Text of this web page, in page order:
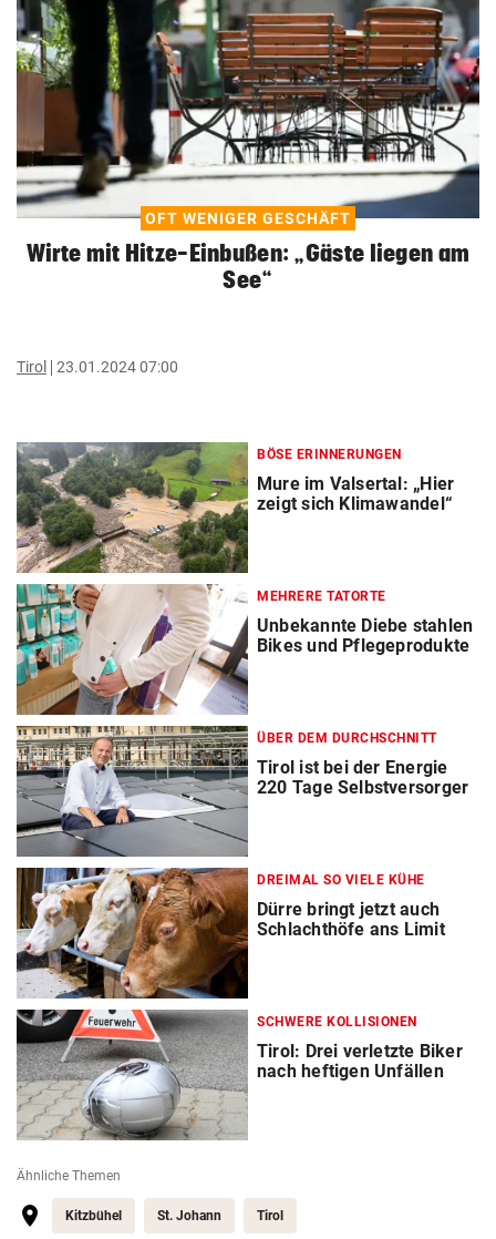
OFT WENIGER GESCHÄFT
Wirte mit Hitze-Einbußen: „Gäste liegen am
See“
Tirol 23.01.2024 07:00
BÖSE ERINNERUNGEN
Mure im Valsertal: „Hier
zeigt sich Klimawandel“
MEHRERE TATORTE
Unbekannte Diebe stahlen
Bikes und Pflegeprodukte
ÜBER DEM DURCHSCHNITT
Tirol ist bei der Energie
220 Tage Selbstversorger
DREIMAL SO VIELE KÜHE
Dürre bringt jetzt auch
Schlachthöfe ans Limit
SCHWERE KOLLISIONEN
Tirol: Drei verletzte Biker
nach heftigen Unfällen
Ähnliche Themen
Kitzbühel St. Johann Tirol